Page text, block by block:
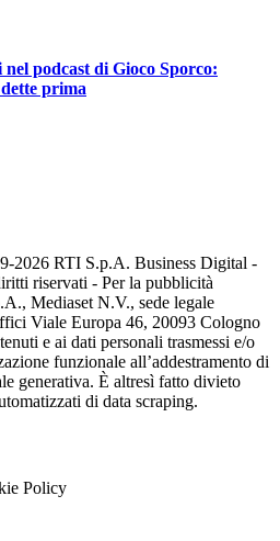
podcast di Gioco Sporco:
prima
2026 RTI S.p.A. Business Digital -
riservati - Per la pubblicità
Mediaset N.V., sede legale
Viale Europa 46, 20093 Cologno
e ai dati personali trasmessi e/o
funzionale all’addestramento di
generativa. È altresì fatto divieto
di data scraping.
Policy